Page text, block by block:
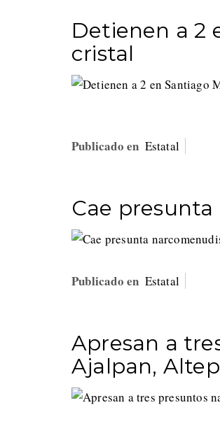
Detienen a 2
cristal
Publicado en Estatal
Cae
Publicado en Estatal
Apresan a
Ajalpan,